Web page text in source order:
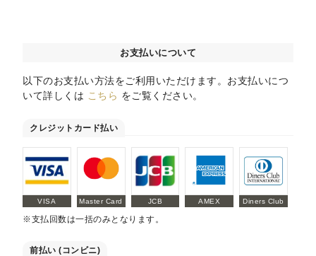
お支払いについて
以下のお支払い方法をご利用いただけます。お支払いにつ
いて詳しくは こちら をご覧ください。
クレジットカード払い
VISA Master Card JCB AMEX Diners Club
※支払回数は一括のみとなります。
前払い (コンビニ)